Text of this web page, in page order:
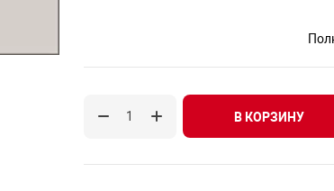
В КОРЗИНУ